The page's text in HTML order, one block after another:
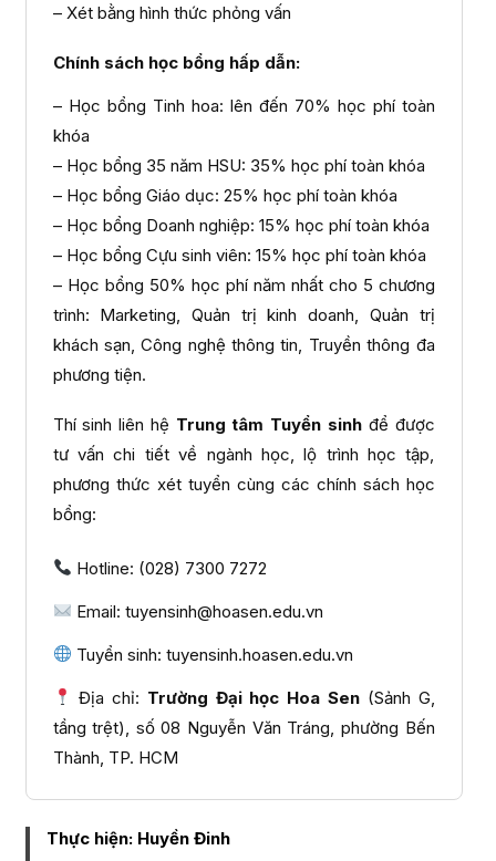
– Xét bằng hình thức phỏng vấn
Chính sách học bổng hấp dẫn:
– Học bổng Tinh hoa: lên đến 70% học phí toàn
khóa
– Học bổng 35 năm HSU: 35% học phí toàn khóa
– Học bổng Giáo dục: 25% học phí toàn khóa
– Học bổng Doanh nghiệp: 15% học phí toàn khóa
– Học bổng Cựu sinh viên: 15% học phí toàn khóa
– Học bổng 50% học phí năm nhất cho 5 chương
trình: Marketing, Quản trị kinh doanh, Quản trị
khách sạn, Công nghệ thông tin, Truyền thông đa
phương tiện.
Thí sinh liên hệ Trung tâm Tuyển sinhđể được
tư vấn chi tiết về ngành học, lộ trình học tập,
phương thức xét tuyển cùng các chính sách học
bổng:
Hotline: (028) 7300 7272
Email: tuyensinh@hoasen.edu.vn
Tuyển sinh: tuyensinh.hoasen.edu.vn
Địa chỉ: Trường Đại học Hoa Sen(Sảnh G,
tầng trệt), số 08 Nguyễn Văn Tráng, phường Bến
Thành, TP. HCM
Thực hiện: Huyền Đinh